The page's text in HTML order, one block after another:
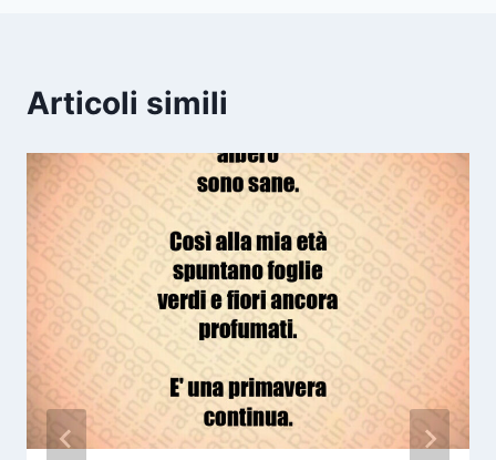
Articoli simili